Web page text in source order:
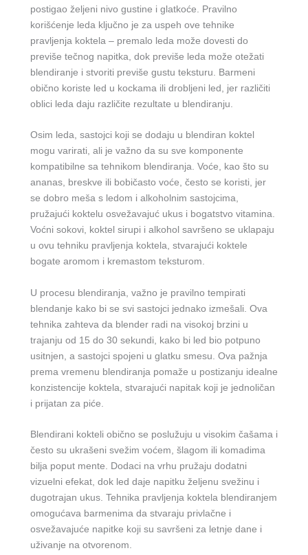
postigao željeni nivo gustine i glatkoće. Pravilno
korišćenje leda ključno je za uspeh ove tehnike
pravljenja koktela – premalo leda može dovesti do
previše tečnog napitka, dok previše leda može otežati
blendiranje i stvoriti previše gustu teksturu. Barmeni
obično koriste led u kockama ili drobljeni led, jer različiti
oblici leda daju različite rezultate u blendiranju.
Osim leda, sastojci koji se dodaju u blendiran koktel
mogu varirati, ali je važno da su sve komponente
kompatibilne sa tehnikom blendiranja. Voće, kao što su
ananas, breskve ili bobičasto voće, često se koristi, jer
se dobro meša s ledom i alkoholnim sastojcima,
pružajući koktelu osvežavajuć ukus i bogatstvo vitamina.
Voćni sokovi, koktel sirupi i alkohol savršeno se uklapaju
u ovu tehniku pravljenja koktela, stvarajući koktele
bogate aromom i kremastom teksturom.
U procesu blendiranja, važno je pravilno tempirati
blendanje kako bi se svi sastojci jednako izmešali. Ova
tehnika zahteva da blender radi na visokoj brzini u
trajanju od 15 do 30 sekundi, kako bi led bio potpuno
usitnjen, a sastojci spojeni u glatku smesu. Ova pažnja
prema vremenu blendiranja pomaže u postizanju idealne
konzistencije koktela, stvarajući napitak koji je jednoličan
i prijatan za piće.
Blendirani kokteli obično se poslužuju u visokim čašama i
često su ukrašeni svežim voćem, šlagom ili komadima
bilja poput mente. Dodaci na vrhu pružaju dodatni
vizuelni efekat, dok led daje napitku željenu svežinu i
dugotrajan ukus. Tehnika pravljenja koktela blendiranjem
omogućava barmenima da stvaraju privlačne i
osvežavajuće napitke koji su savršeni za letnje dane i
uživanje na otvorenom.